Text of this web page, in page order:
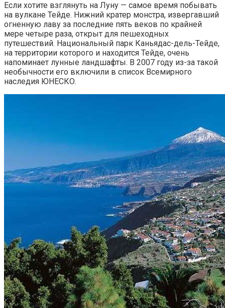
Если хотите взглянуть на Луну — самое время побывать
на вулкане Тейде. Нижний кратер монстра, извергавший
огненную лаву за последние пять веков по крайней
мере четыре раза, открыт для пешеходных
путешествий. Национальный парк Каньядас-дель-Тейде,
на территории которого и находится Тейде, очень
напоминает лунные ландшафты. В 2007 году из-за такой
необычности его включили в список Всемирного
наследия ЮНЕСКО.